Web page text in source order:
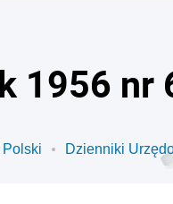
1956 nr
Polski Dzienniki